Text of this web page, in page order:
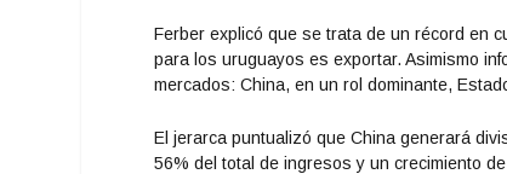
Ferber explicó que se trata de un récord en
para los uruguayos es exportar. Asimismo
mercados: China, en un rol dominante,
El jerarca puntualizó que China generará
56% del total de ingresos y un crecimiento